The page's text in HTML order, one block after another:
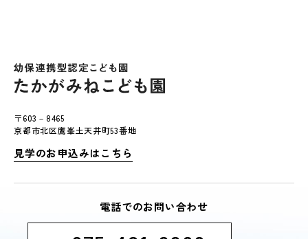
〒603－8465
京都市北区鷹峯土天井町53番地
見学のお申込みはこちら
電話でのお問い合わせ